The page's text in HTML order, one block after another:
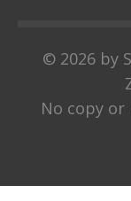
© 2026 by
No copy